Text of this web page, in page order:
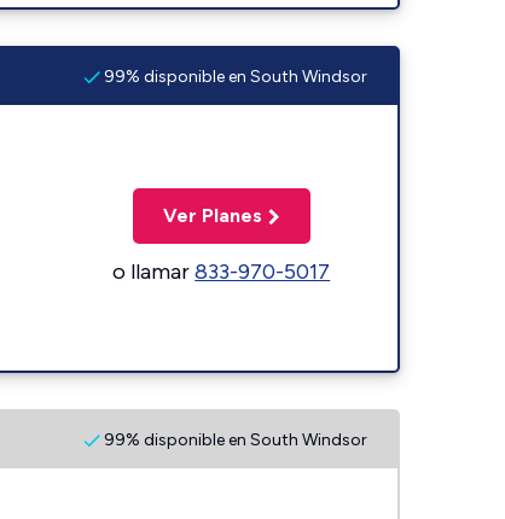
99% disponible en South Windsor
Ver Planes
o llamar833-970-5017
99% disponible en South Windsor